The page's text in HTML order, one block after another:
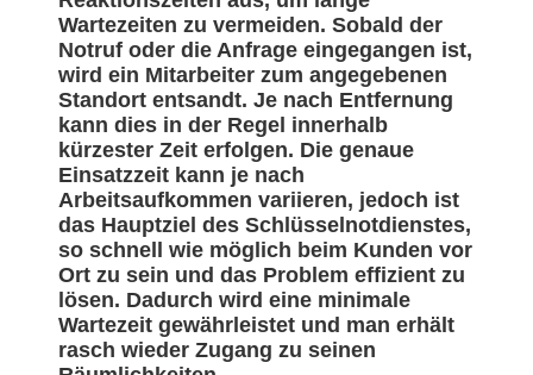
Wartezeiten zu vermeiden. Sobald der
Notruf oder die Anfrage eingegangen ist,
wird ein Mitarbeiter zum angegebenen
Standort entsandt. Je nach Entfernung
kann dies in der Regel innerhalb
kürzester Zeit erfolgen. Die genaue
Einsatzzeit kann je nach
Arbeitsaufkommen variieren, jedoch ist
das Hauptziel des Schlüsselnotdienstes,
so schnell wie möglich beim Kunden vor
Ort zu sein und das Problem effizient zu
lösen. Dadurch wird eine minimale
Wartezeit gewährleistet und man erhält
rasch wieder Zugang zu seinen